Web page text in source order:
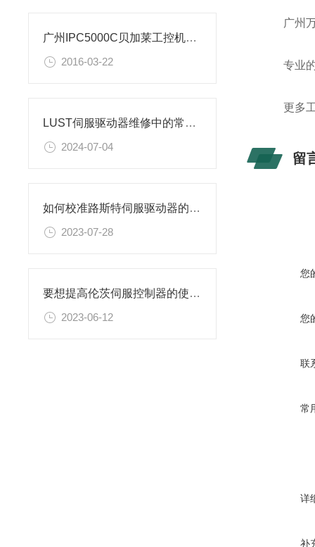
广州IPC5000C贝加莱工控机维修通讯故障
2016-03-22
LUST伺服驱动器维修中的常见误区与避免方法
2024-07-04
如何校准路斯特伺服驱动器的位置反馈传感器？
2023-07-28
要想提高伦茨伺服控制器的使用效果，来看看这些！
2023-06-12
广州万
专业的
更多工
留
您
您
联
常
详
补